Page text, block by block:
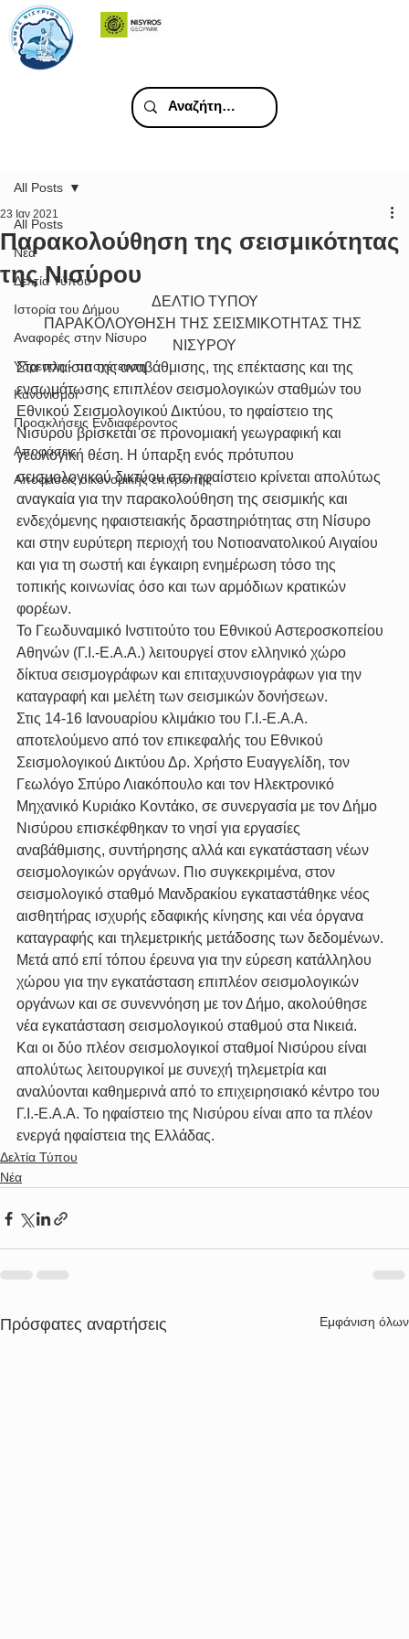
All Posts
Νέα
Δελτία Τύπου
Ιστορία του Δήμου
Αναφορές στην Νίσυρο
Υδρευση - αποχέτευση
Κανονισμοί
Προσκλήσεις Ενδιαφέροντος
Αποφάσεις
Αποφάσεις οικονομικής επιτροπής
All Posts
Παρακολούθηση της σεισμικότητας
της Νισύρου
23 Ιαν 2021
ΔΕΛΤΙΟ ΤΥΠΟΥ
ΠΑΡΑΚΟΛΟΥΘΗΣΗ ΤΗΣ ΣΕΙΣΜΙΚΟΤΗΤΑΣ ΤΗΣ
ΝΙΣΥΡΟΥ
Στα πλαίσια της αναβάθμισης, της επέκτασης και της
ενσωμάτωσης επιπλέον σεισμολογικών σταθμών του
Εθνικού Σεισμολογικού Δικτύου, το ηφαίστειο της
Νισύρου βρίσκεται σε προνομιακή γεωγραφική και
γεωλογική θέση. Η ύπαρξη ενός πρότυπου
σεισμολογικού δικτύου στο ηφαίστειο κρίνεται απολύτως
αναγκαία για την παρακολούθηση της σεισμικής και
ενδεχόμενης ηφαιστειακής δραστηριότητας στη Νίσυρο
και στην ευρύτερη περιοχή του Νοτιοανατολικού Αιγαίου
και για τη σωστή και έγκαιρη ενημέρωση τόσο της
τοπικής κοινωνίας όσο και των αρμόδιων κρατικών
φορέων.
Το Γεωδυναμικό Ινστιτούτο του Εθνικού Αστεροσκοπείου
Αθηνών (Γ.Ι.-Ε.Α.Α.) λειτουργεί στον ελληνικό χώρο
δίκτυα σεισμογράφων και επιταχυνσιογράφων για την
καταγραφή και μελέτη των σεισμικών δονήσεων.
Στις 14-16 Ιανουαρίου κλιμάκιο του Γ.Ι.-Ε.Α.Α.
αποτελούμενο από τον επικεφαλής του Εθνικού
Σεισμολογικού Δικτύου Δρ. Χρήστο Ευαγγελίδη, τον
Γεωλόγο Σπύρο Λιακόπουλο και τον Ηλεκτρονικό
Μηχανικό Κυριάκο Κοντάκο, σε συνεργασία με τον Δήμο
Νισύρου επισκέφθηκαν το νησί για εργασίες
αναβάθμισης, συντήρησης αλλά και εγκατάσταση νέων
σεισμολογικών οργάνων. Πιο συγκεκριμένα, στον
σεισμολογικό σταθμό Μανδρακίου εγκαταστάθηκε νέος
αισθητήρας ισχυρής εδαφικής κίνησης και νέα όργανα
καταγραφής και τηλεμετρικής μετάδοσης των δεδομένων.
Μετά από επί τόπου έρευνα για την εύρεση κατάλληλου
χώρου για την εγκατάσταση επιπλέον σεισμολογικών
οργάνων και σε συνεννόηση με τον Δήμο, ακολούθησε
νέα εγκατάσταση σεισμολογικού σταθμού στα Νικειά.
Και οι δύο πλέον σεισμολογικοί σταθμοί Νισύρου είναι
απολύτως λειτουργικοί με συνεχή τηλεμετρία και
αναλύονται καθημερινά από το επιχειρησιακό κέντρο του
Γ.Ι.-Ε.Α.Α. Το ηφαίστειο της Νισύρου είναι απο τα πλέον
ενεργά ηφαίστεια της Ελλάδας.
Δελτία Τύπου
Νέα
Πρόσφατες αναρτήσεις Εμφάνιση όλων